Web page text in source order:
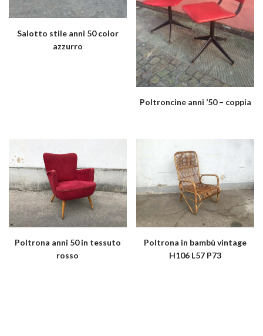
Salotto stile anni 50 color
azzurro
Poltroncine anni ’50 – coppia
Poltrona anni 50 in tessuto
rosso
Poltrona in bambù vintage
H106 L57 P73